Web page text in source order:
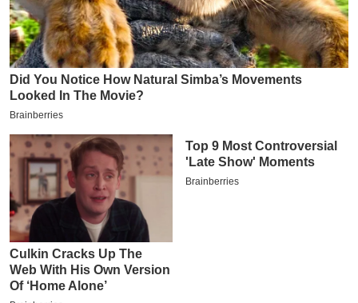
ई
-
पे
प
र
मि
सा
ल
बे
मि
सा
ल
श